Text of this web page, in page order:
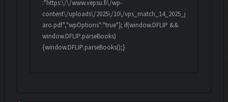
:"https:\/\/www.vepsu.fi\/wp-
content\/uploads\/2025\/10\/vps_match_14_2025_j
aro.pdf","wpOptions":"true"}; if(window.DFLIP &&
window.DFLIP.parseBooks)
{window.DFLIP.parseBooks();}